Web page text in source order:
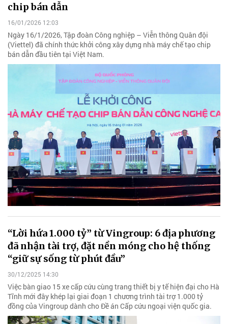
chip bán dẫn
16/01/2026 12:03
Ngày 16/1/2026, Tập đoàn Công nghiệp – Viễn thông Quân đội
(Viettel) đã chính thức khởi công xây dựng nhà máy chế tạo chip
bán dẫn đầu tiên tại Việt Nam.
“Lời hứa 1.000 tỷ” từ Vingroup: 6 địa phương
đã nhận tài trợ, đặt nền móng cho hệ thống
“giữ sự sống từ phút đầu”
30/12/2025 14:30
Việc bàn giao 15 xe cấp cứu cùng trang thiết bị y tế hiện đại cho Hà
Tĩnh mới đây khép lại giai đoạn 1 chương trình tài trợ 1.000 tỷ
đồng của Vingroup dành cho Đề án Cấp cứu ngoại viện quốc gia.